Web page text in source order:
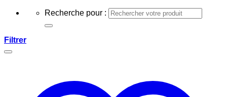
Recherche pour :
Filtrer